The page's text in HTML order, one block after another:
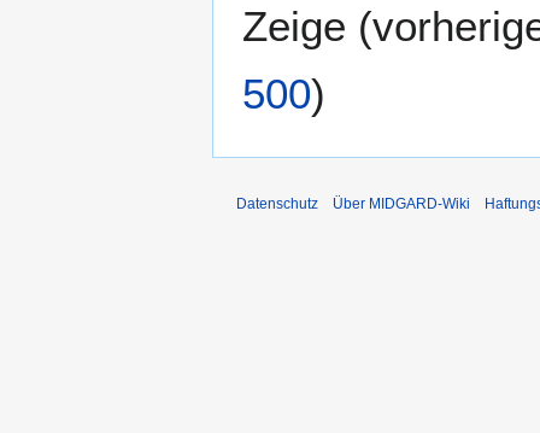
Zeige (
500)
Datenschutz Über MIDGARD-Wiki